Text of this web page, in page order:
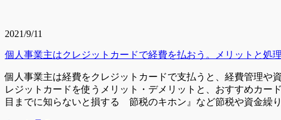
2021/9/11
個人事業主はクレジットカードで経費を払おう。メリットと処
個人事業主は経費をクレジットカードで支払うと、経費管理や
レジットカードを使うメリット・デメリットと、おすすめカー
目までに知らないと損する 節税のキホン』など節税や資金繰